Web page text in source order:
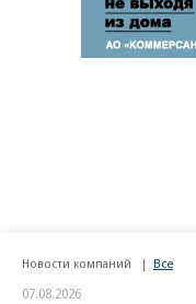
Новости компаний Все
07.08.2026